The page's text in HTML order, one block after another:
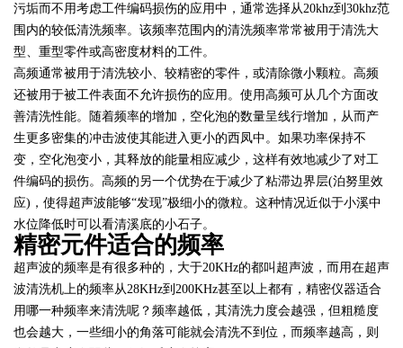
污垢而不用考虑工件编码损伤的应用中，通常选择从20khz到30khz范
围内的较低清洗频率。该频率范围内的清洗频率常常被用于清洗大
型、重型零件或高密度材料的工件。
高频通常被用于清洗较小、较精密的零件，或清除微小颗粒。高频
还被用于被工件表面不允许损伤的应用。使用高频可从几个方面改
善清洗性能。随着频率的增加，空化泡的数量呈线行增加，从而产
生更多密集的冲击波使其能进入更小的西凤中。如果功率保持不
变，空化泡变小，其释放的能量相应减少，这样有效地减少了对工
件编码的损伤。高频的另一个优势在于减少了粘滞边界层(泊努里效
应)，使得超声波能够“发现”极细小的微粒。这种情况近似于小溪中
水位降低时可以看清溪底的小石子。
精密元件适合的频率
超声波的频率是有很多种的，大于20KHz的都叫超声波，而用在超声
波清洗机上的频率从28KHz到200KHz甚至以上都有，精密仪器适合
用哪一种频率来清洗呢？频率越低，其清洗力度会越强，但粗糙度
也会越大，一些细小的角落可能就会清洗不到位，而频率越高，则